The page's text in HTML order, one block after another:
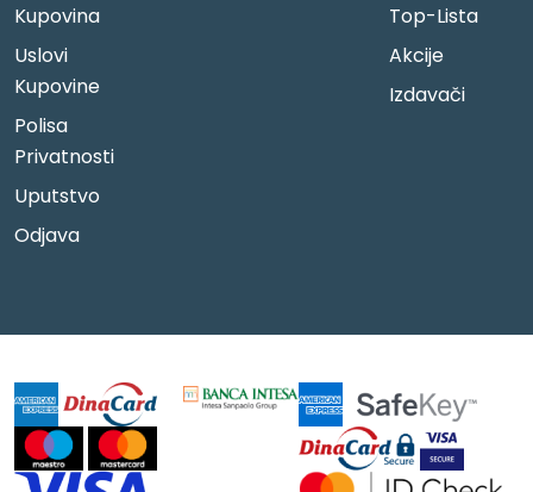
Kupovina
Uslovi
Kupovine
Polisa
Privatnosti
Uputstvo
Odjava
Top-Lista
Akcije
Izdavači